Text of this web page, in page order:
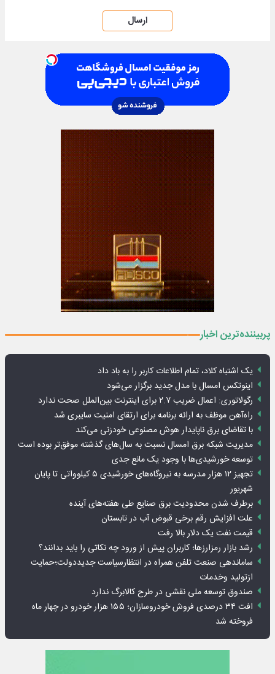
ارسال
پربیننده‌ترین اخبار
یک اشتباه کلاد، تمام اطلاعات کاربر را به باد داد
اینوتکس امسال با مدل جدید برگزار می‌شود
رگولاتوری: اعمال ضریب ۲.۷ برای اینترنت بین‌الملل صحت ندارد
راه‌آهن موظف به ارائه برنامه برای ارتقای امنیت سایبری شد
با تقاضای برق ناپایدار هوش مصنوعی خودزنی می‌کند
مدیریت شبکه برق امسال نسبت به سال‌های گذشته موفق‌تر بوده است
توسعه خورشیدی‌ها با وجود یک مانع جدی
تجهیز ۱۲ هزار مدرسه به نیروگاه‌های خورشیدی ۵ کیلوواتی تا پایان
شهریور
برطرف شدن محدودیت‌ برق صنایع طی هفته‌های آینده
علت افزایش رقم برخی قبوض آب در تابستان
قیمت نفت یک دلار بالا رفت
رشد بازار رمزارزها؛ کاربران پیش از ورود چه نکاتی را باید بدانند؟
ساماندهی صنعت تلفن همراه در انتظارسیاست جدیددولت؛حمایت
ازتولید وخدمات
صندوق توسعه ملی نقشی در طرح کالابرگ ندارد
افت ۳۴ درصدی فروش خودروسازان؛ ۱۵۵ هزار خودرو در چهار ماه
فروخته شد